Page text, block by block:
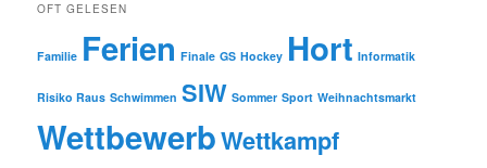
OFT GELESEN
Familie Ferien Finale GS Hockey Hort Informatik
Risiko Raus Schwimmen SIW Sommer Sport Weihnachtsmarkt
WettbewerbWettkampf